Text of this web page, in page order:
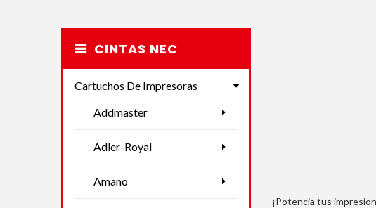
CINTAS NEC
Cartuchos De Impresoras
Addmaster
Adler-Royal
Amano
¡Potencia tus